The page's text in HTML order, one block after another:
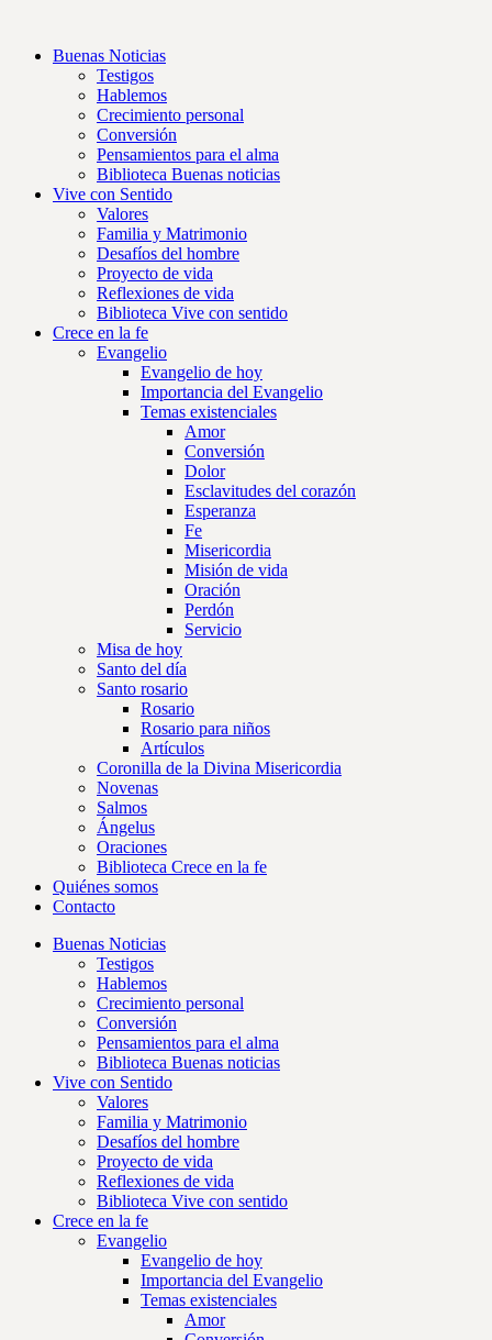
Buenas Noticias
Testigos
Hablemos
Crecimiento personal
Conversión
Pensamientos para el alma
Biblioteca Buenas noticias
Vive con Sentido
Valores
Familia y Matrimonio
Desafíos del hombre
Proyecto de vida
Reflexiones de vida
Biblioteca Vive con sentido
Crece en la fe
Evangelio
Evangelio de hoy
Importancia del Evangelio
Temas existenciales
Amor
Conversión
Dolor
Esclavitudes del corazón
Esperanza
Fe
Misericordia
Misión de vida
Oración
Perdón
Servicio
Misa de hoy
Santo del día
Santo rosario
Rosario
Rosario para niños
Artículos
Coronilla de la Divina Misericordia
Novenas
Salmos
Ángelus
Oraciones
Biblioteca Crece en la fe
Quiénes somos
Contacto
Buenas Noticias
Testigos
Hablemos
Crecimiento personal
Conversión
Pensamientos para el alma
Biblioteca Buenas noticias
Vive con Sentido
Valores
Familia y Matrimonio
Desafíos del hombre
Proyecto de vida
Reflexiones de vida
Biblioteca Vive con sentido
Crece en la fe
Evangelio
Evangelio de hoy
Importancia del Evangelio
Temas existenciales
Amor